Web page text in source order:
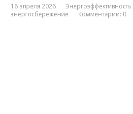
16 апреля 2026
Энергоэффективность
энергосбережение
Комментарии: 0